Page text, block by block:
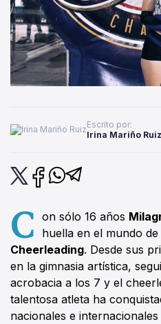
Escrito por:
Irina Mariño Ruiz
C on sólo 16 años
huella en el mundo de
Cheerleading. Desde sus
en la gimnasia artística,
acrobacia a los 7 y el
talentosa atleta ha
nacionales e